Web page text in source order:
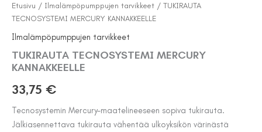
Etusivu / Ilmalämpöpumppujen tarvikkeet / TUKIRAUTA
TECNOSYSTEMI MERCURY KANNAKKEELLE
Ilmalämpöpumppujen tarvikkeet
TUKIRAUTA TECNOSYSTEMI MERCURY
KANNAKKEELLE
33,75 €
Tecnosystemin Mercury-maatelineeseen sopiva tukirauta.
Jälkiasennettava tukirauta vähentää ulkoyksikön värinästä